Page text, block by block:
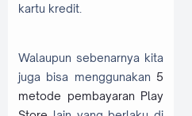
kartu kredit.
Walaupun sebenarnya kita
juga bisa menggunakan 5
metode pembayaran Play